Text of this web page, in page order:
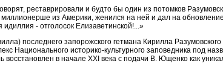
реставрировали и будто бы один из потомков
из Америки, женился на ней и дал на обновление
- отголосок Елизаветинской!...»
последнего запорожского гетмана Кирилла Разумовского
Национального историко-культурного заповедника под
в начале XXI века с подачи В. Ющенко как